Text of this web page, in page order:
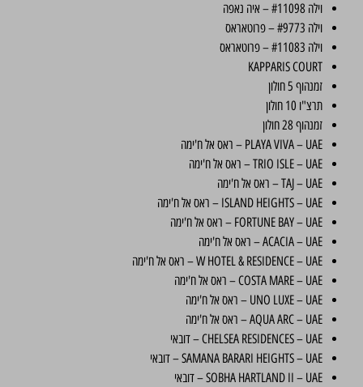
וילה #11098 – איה נאפה
וילה #9773 – פרוטאראס
וילה #11083 – פרוטאראס
KAPPARIS COURT
זמנהוף 5 חולון
תרצ"ו 10 חולון
זמנהוף 28 חולון
PLAYA VIVA – UAE – ראס אל ח'ימה
TRIO ISLE – UAE – ראס אל ח'ימה
TAJ – UAE – ראס אל ח'ימה
ISLAND HEIGHTS – UAE – ראס אל ח'ימה
FORTUNE BAY – UAE – ראס אל ח'ימה
ACACIA – UAE – ראס אל ח'ימה
W HOTEL & RESIDENCE – UAE – ראס אל ח'ימה
COSTA MARE – UAE – ראס אל ח'ימה
UNO LUXE – UAE – ראס אל ח'ימה
AQUA ARC – UAE – ראס אל ח'ימה
CHELSEA RESIDENCES – UAE – דובאי
SAMANA BARARI HEIGHTS – UAE – דובאי
SOBHA HARTLAND II – UAE – דובאי